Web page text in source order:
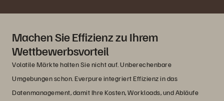
Machen Sie Effizienz zu Ihrem
Wettbewerbsvorteil
Volatile Märkte halten Sie nicht auf. Unberechenbare
Umgebungen schon. Everpure integriert Effizienz in das
Datenmanagement, damit Ihre Kosten, Workloads, und Abläufe